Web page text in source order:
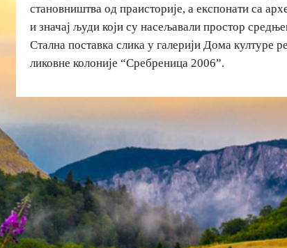
становништва од праисторије, а експонати са
и значај људи који су насељавали простор
Стална поставка слика у галерији Дома културе
ликовне колоније “Сребреница 2006”.